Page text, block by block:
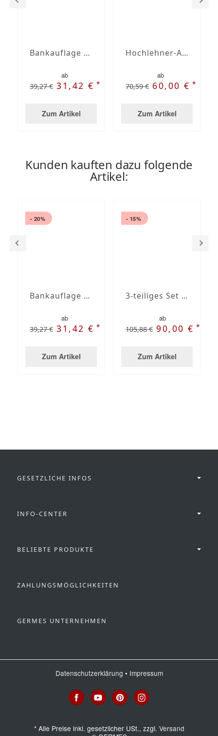
Bankauflage nach Maß mit Stegsaum
ab
39,27 € 31,42 €*
Zum Artikel
Hochlehner-Auflagen mit Stegsaum nach Maß
ab
70,59 € 60,00 €*
Zum Artikel
Kunden kauften dazu folgende
Artikel:
- 20%
Bankauflage nach Maß mit Stegsaum
ab
39,27 € 31,42 €*
Zum Artikel
- 15%
3-teiliges Set Eckbankauflagen
ab
105,88 € 90,00 €*
Zum Artikel
GESETZLICHE INFOS
INFO-CENTER
BELIEBTE PRODUKTE
ZAHLUNGSMÖGLICHKEITEN
GERMES UNTERNEHMEN
Datenschutzerklärung • Impressum
*Alle Preise inkl. gesetzlicher USt., zzgl. Versand